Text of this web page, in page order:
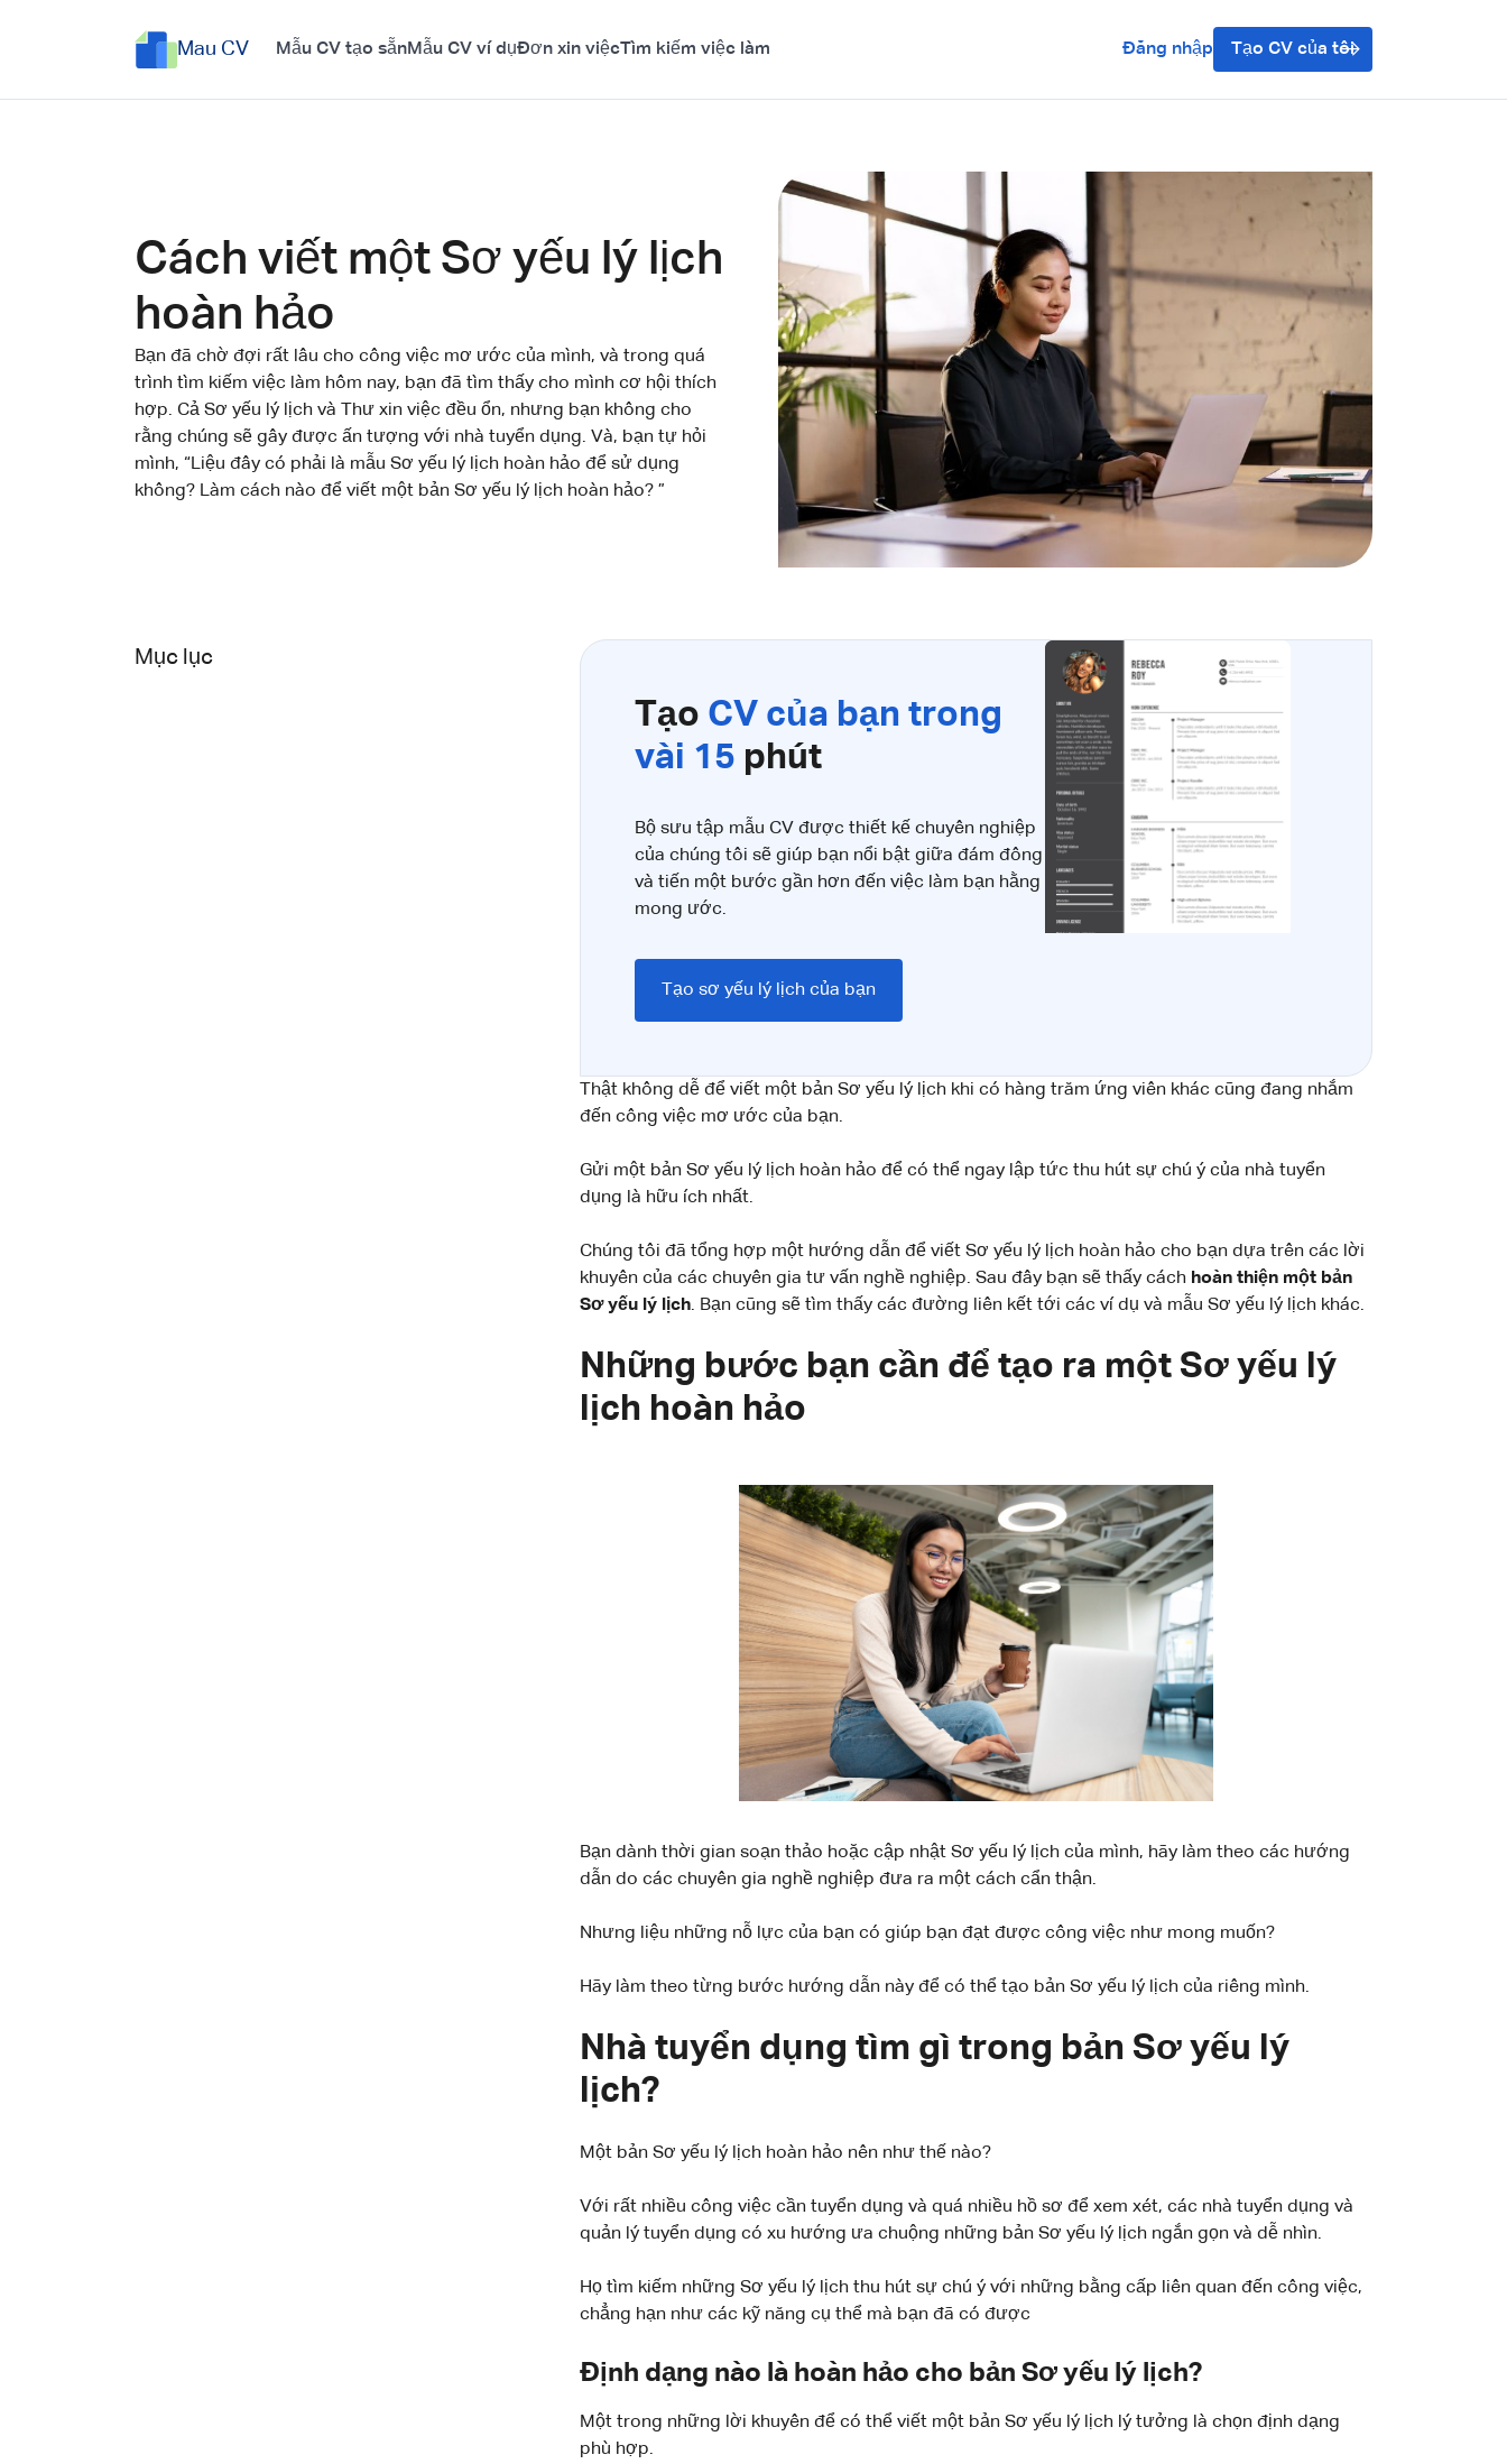
Mau CV Mẫu CV tạo sẵnMẫu CV ví dụĐơn xin việcTìm kiếm việc làm Đăng nhập Tạo CV của tôi
Cách viết một Sơ yếu lý lịch
hoàn hảo
Bạn đã chờ đợi rất lâu cho công việc mơ ước của mình, và trong quá
trình tìm kiếm việc làm hôm nay, bạn đã tìm thấy cho mình cơ hội thích
hợp. Cả Sơ yếu lý lịch và Thư xin việc đều ổn, nhưng bạn không cho
rằng chúng sẽ gây được ấn tượng với nhà tuyển dụng. Và, bạn tự hỏi
mình, “Liệu đây có phải là mẫu Sơ yếu lý lịch hoàn hảo để sử dụng
không? Làm cách nào để viết một bản Sơ yếu lý lịch hoàn hảo? ”
Mục lục
Tạo CV của bạn trong
vài 15 phút
Bộ sưu tập mẫu CV được thiết kế chuyên nghiệp
của chúng tôi sẽ giúp bạn nổi bật giữa đám đông
và tiến một bước gần hơn đến việc làm bạn hằng
mong ước.
Tạo sơ yếu lý lịch của bạn
Thật không dễ để viết một bản Sơ yếu lý lịch khi có hàng trăm ứng viên khác cũng đang nhắm
đến công việc mơ ước của bạn.
Gửi một bản Sơ yếu lý lịch hoàn hảo để có thể ngay lập tức thu hút sự chú ý của nhà tuyển
dụng là hữu ích nhất.
Chúng tôi đã tổng hợp một hướng dẫn để viết Sơ yếu lý lịch hoàn hảo cho bạn dựa trên các lời
khuyên của các chuyên gia tư vấn nghề nghiệp. Sau đây bạn sẽ thấy cách hoàn thiện một bản
Sơ yếu lý lịch. Bạn cũng sẽ tìm thấy các đường liên kết tới các ví dụ và mẫu Sơ yếu lý lịch khác.
Những bước bạn cần để tạo ra một Sơ yếu lý
lịch hoàn hảo
Bạn dành thời gian soạn thảo hoặc cập nhật Sơ yếu lý lịch của mình, hãy làm theo các hướng
dẫn do các chuyên gia nghề nghiệp đưa ra một cách cẩn thận.
Nhưng liệu những nỗ lực của bạn có giúp bạn đạt được công việc như mong muốn?
Hãy làm theo từng bước hướng dẫn này để có thể tạo bản Sơ yếu lý lịch của riêng mình.
Nhà tuyển dụng tìm gì trong bản Sơ yếu lý
lịch?
Một bản Sơ yếu lý lịch hoàn hảo nên như thế nào?
Với rất nhiều công việc cần tuyển dụng và quá nhiều hồ sơ để xem xét, các nhà tuyển dụng và
quản lý tuyển dụng có xu hướng ưa chuộng những bản Sơ yếu lý lịch ngắn gọn và dễ nhìn.
Họ tìm kiếm những Sơ yếu lý lịch thu hút sự chú ý với những bằng cấp liên quan đến công việc,
chẳng hạn như các kỹ năng cụ thể mà bạn đã có được
Định dạng nào là hoàn hảo cho bản Sơ yếu lý lịch?
Một trong những lời khuyên để có thể viết một bản Sơ yếu lý lịch lý tưởng là chọn định dạng
phù hợp.